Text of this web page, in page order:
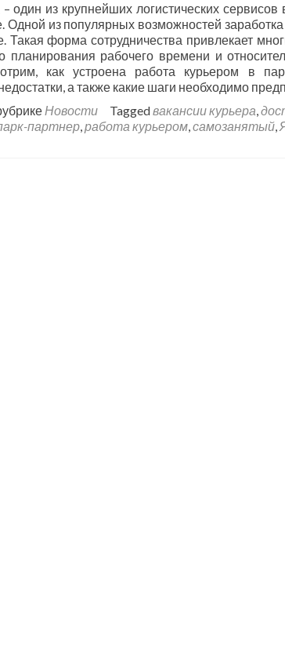
один из крупнейших логистических
Одной из популярных возможностей
Такая форма сотрудничества привлекает
планирования рабочего времени и
как устроена работа курьером в
а также какие шаги необходимо
Новости Taggedвакансии курьера,
партнер,работа курьером,самозанятый,